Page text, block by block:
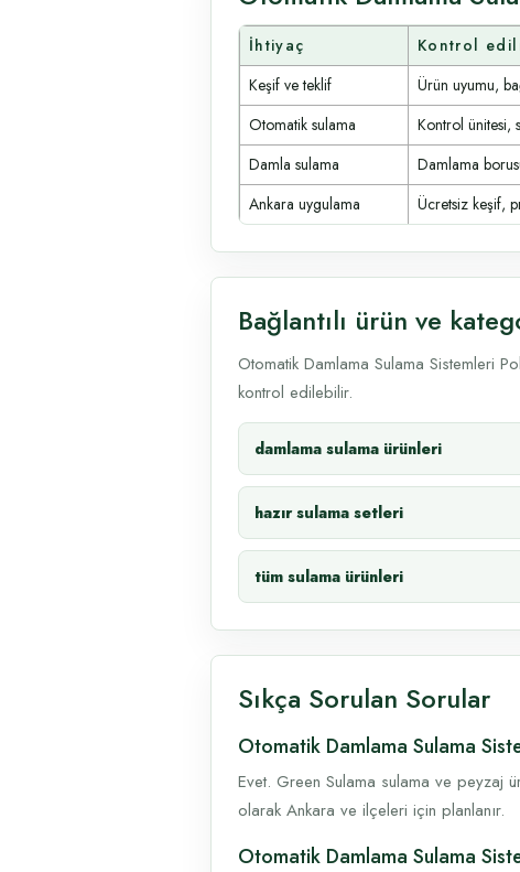
İhtiyaç
Kontrol
Keşif ve teklif
Ürün uyumu,
Otomatik sulama
Kontrol ünitesi,
Damla sulama
Damlama
Ankara uygulama
Ücretsiz keşif,
Bağlantılı ürün ve
Otomatik Damlama Sulama Sistemleri
kontrol edilebilir.
damlama sulama ürünleri
hazır sulama setleri
tüm sulama ürünleri
Sıkça Sorulan Sorular
Otomatik Damlama Sulama
Evet. Green Sulama sulama ve peyzaj
olarak Ankara ve ilçeleri için planlanır.
Otomatik Damlama Sulama